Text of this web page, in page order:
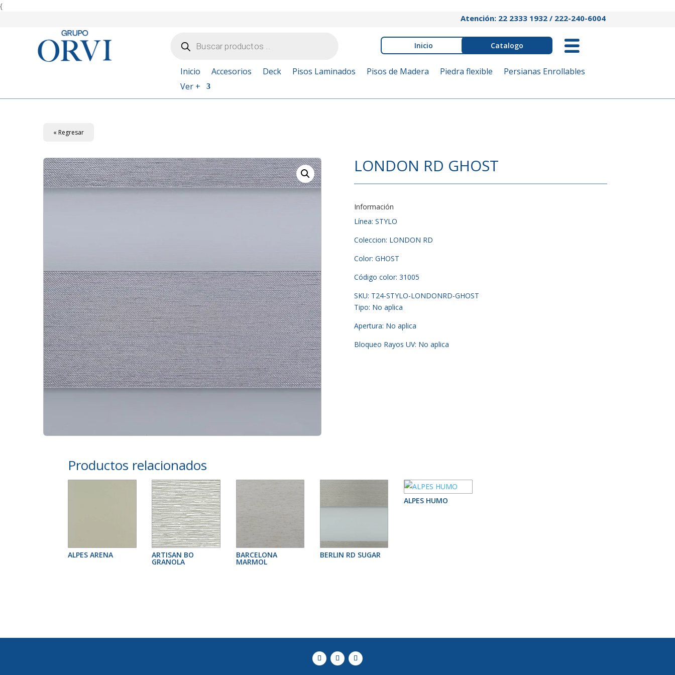
{
Atención: 22 2333 1932 / 222-240-6004
productos Inicio Catalogo
Inicio Accesorios Deck Pisos Laminados Pisos de Madera Piedra flexible
Persianas Enrollables
Ver +
« Regresar
LONDON RD GHOST
Información
Línea: STYLO
Coleccion: LONDON RD
Color: GHOST
Código color: 31005
SKU: T24-STYLO-LONDONRD-GHOST
Tipo: No aplica
Apertura: No aplica
Bloqueo Rayos UV: No aplica
Productos relacionados
ALPES ARENA ARTISAN BO
GRANOLA
BARCELONA
MARMOL
BERLIN RD SUGAR
ALPES HUMO